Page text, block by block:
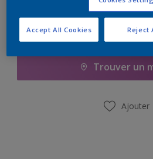
Ajouter à la liste
Trouver un
Ajouter
Reject
Accept All Cookies